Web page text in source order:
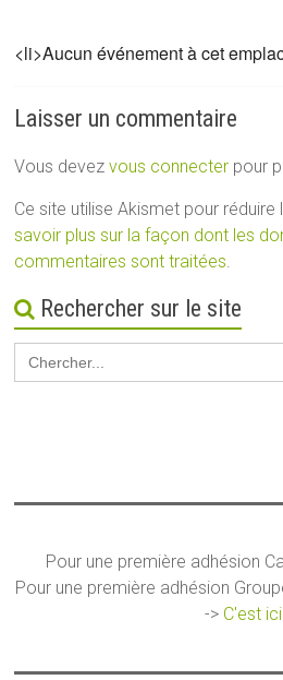
<li>Aucun événement à cet
Laisser un commentaire
Vous devezvous connecter pour
Ce site utilise Akismet pour réduire
savoir plus sur la façon dont les
commentaires sont traitées
Rechercher sur le site
Search
for:
Pour une première adhésion
Pour une première adhésion
-> C'est ici